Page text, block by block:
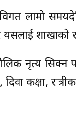
लामो
यसलाई शाखाको
नृत्य
कक्षा,